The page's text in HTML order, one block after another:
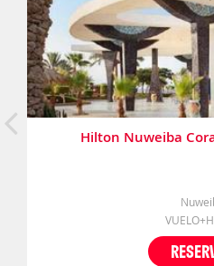
Hilton Nuweiba